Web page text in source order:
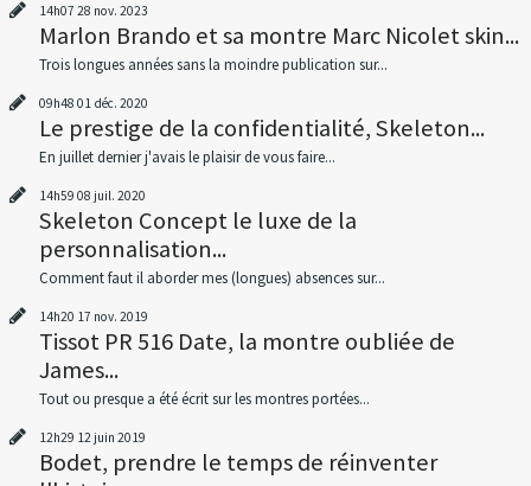
14h07 28 nov. 2023
Marlon Brando et sa montre Marc Nicolet skin...
Trois longues années sans la moindre publication sur...
09h48 01 déc. 2020
Le prestige de la confidentialité, Skeleton...
En juillet dernier j'avais le plaisir de vous faire...
14h59 08 juil. 2020
Skeleton Concept le luxe de la
personnalisation...
Comment faut il aborder mes (longues) absences sur...
14h20 17 nov. 2019
Tissot PR 516 Date, la montre oubliée de
James...
Tout ou presque a été écrit sur les montres portées...
12h29 12 juin 2019
Bodet, prendre le temps de réinventer